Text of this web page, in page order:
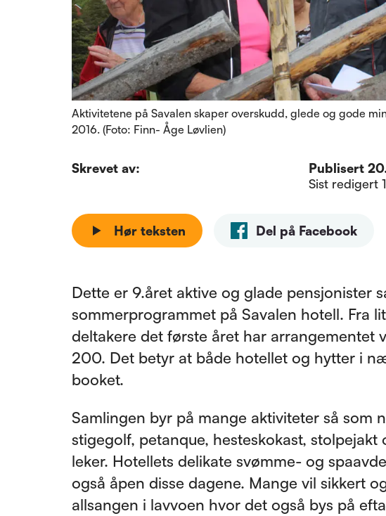
Aktivitetene på Savalen skaper overskudd, glede og gode
2016. (Foto: Finn- Åge Løvlien)
Skrevet av: Publisert
Sist redigert
Hør teksten Del på Facebook
Dette er 9.året aktive og glade pensjonister
sommerprogrammet på Savalen hotell. Fra
deltakere det første året har arrangementet
200. Det betyr at både hotellet og hytter i
booket.
Samlingen byr på mange aktiviteter så som
stigegolf, petanque, hesteskokast, stolpejakt
leker. Hotellets delikate svømme- og
også åpen disse dagene. Mange vil sikkert
allsangen i lavvoen hvor det også bys på